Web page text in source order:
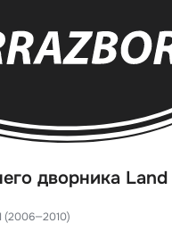
дворника
(2006—2010)